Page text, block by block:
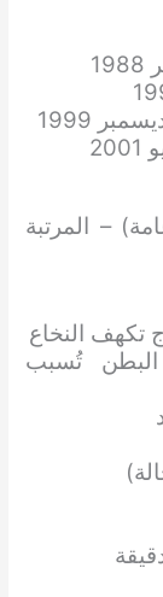
1999
– المرتبة
تكهف النخاع
تُسبب